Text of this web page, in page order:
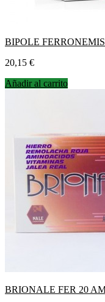
BIPOLE
Precio
20,15 €
Añadir al carrito
BRIONALE FER 20